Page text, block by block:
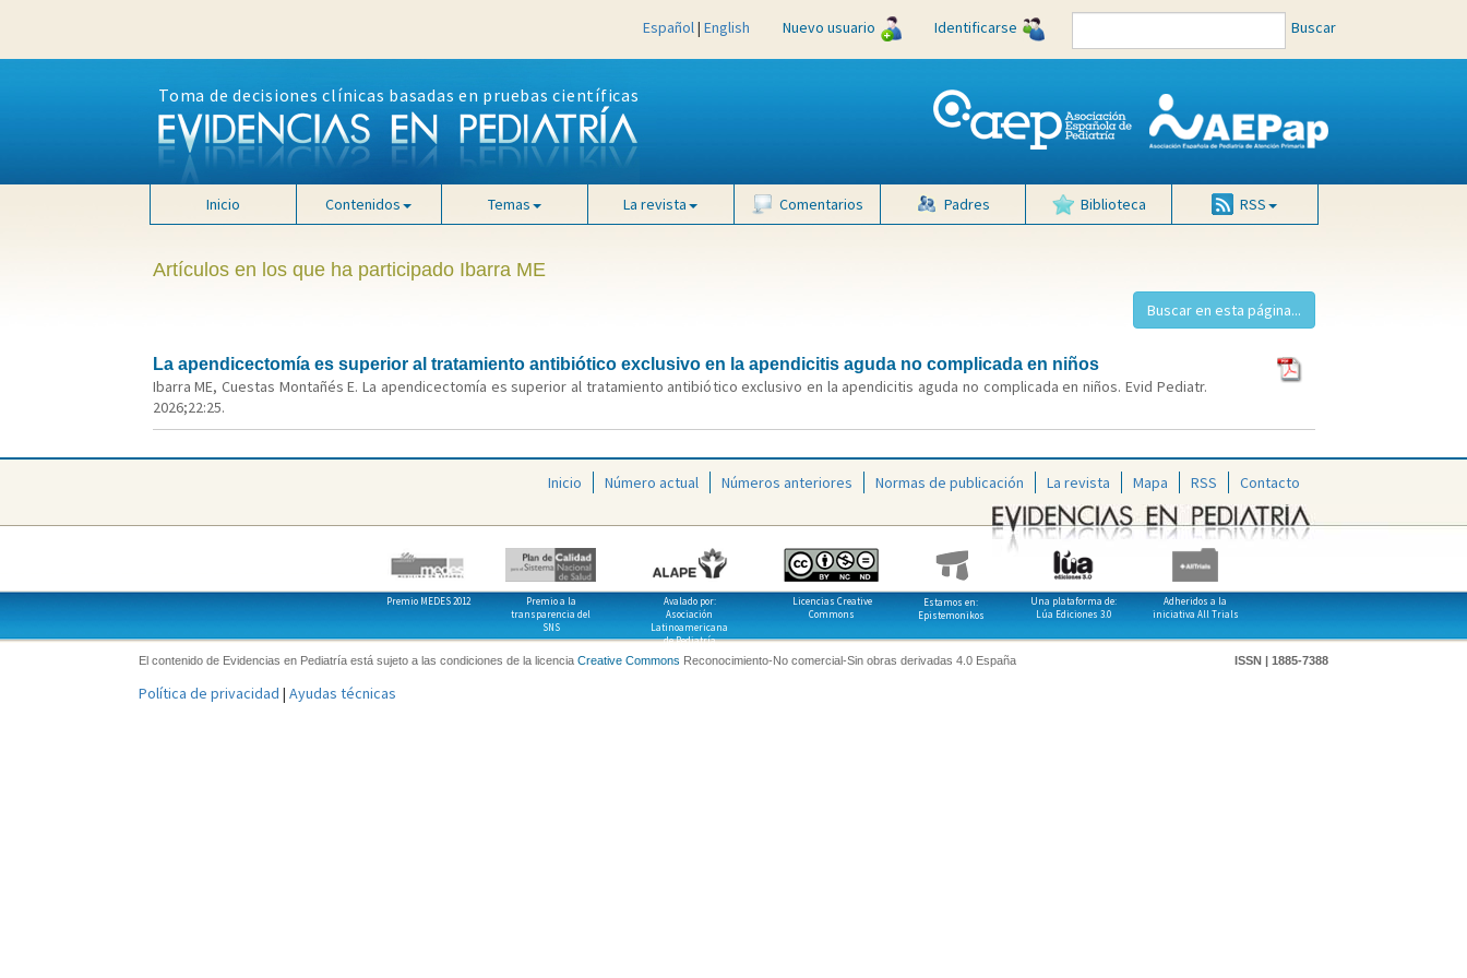
Español| English Nuevo usuario Identificarse Buscar
Toma de decisiones clínicas basadas en pruebas científicas
Inicio Contenidos Temas La revista Comentarios Padres Biblioteca RSS
Artículos en los que ha participado Ibarra ME
La apendicectomía es superior al tratamiento antibiótico exclusivo en la apendicitis aguda no complicada en niños
Ibarra ME, Cuestas Montañés E. La apendicectomía es superior al tratamiento antibiótico exclusivo en la apendicitis aguda no complicada en niños. Evid Pediatr.
2026;22:25.
Inicio Número actual Números anteriores Normas de publicación La revista Mapa RSS Contacto
Premio MEDES 2012
Premio a la
transparencia del
SNS
Avalado por:
Asociación
Latinoamericana
de Pediatría
Licencias Creative
Commons
Estamos en:
Epistemonikos
Una plataforma de:
Lúa Ediciones 3.0
Adheridos a la
iniciativa All Trials
El contenido de Evidencias en Pediatría está sujeto a las condiciones de la licencia Creative Commons Reconocimiento-No comercial-Sin obras derivadas 4.0 España ISSN | 1885-7388
Política de privacidad | Ayudas técnicas